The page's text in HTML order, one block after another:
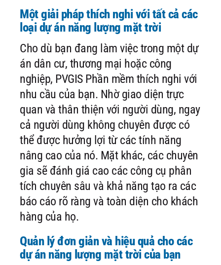
Một giải pháp thích nghi với tất cả các
loại dự án năng lượng mặt trời
Cho dù bạn đang làm việc trong một dự
án dân cư, thương mại hoặc công
nghiệp, PVGIS Phần mềm thích nghi với
nhu cầu của bạn. Nhờ giao diện trực
quan và thân thiện với người dùng, ngay
cả người dùng không chuyên được có
thể được hưởng lợi từ các tính năng
nâng cao của nó. Mặt khác, các chuyên
gia sẽ đánh giá cao các công cụ phân
tích chuyên sâu và khả năng tạo ra các
báo cáo rõ ràng và toàn diện cho khách
hàng của họ.
Quản lý đơn giản và hiệu quả cho các
dự án năng lượng mặt trời của bạn